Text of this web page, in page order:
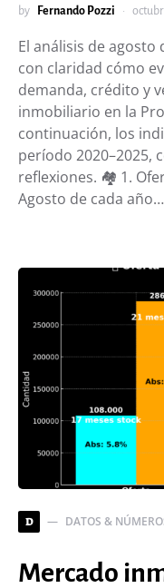
by Fernando Pozzi
El análisis de
con claridad cómo
demanda, crédito y
inmobiliario en la
continuación, los
período 2020–2025,
reflexiones. 🏘️ 1.
Agosto de cada año…
D DATOS &
Mercado